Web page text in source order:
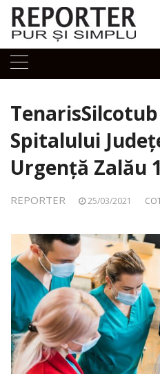
Skip
content
Spitalului
Urgenţă Zalău
REPORTER 25/03/2021